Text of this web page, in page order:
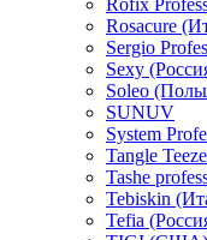
Rofix
Rosacure
Sergio
Sexy
Soleo
SUNUV
System
Tangle
Tashe
Tebiskin
Tefia